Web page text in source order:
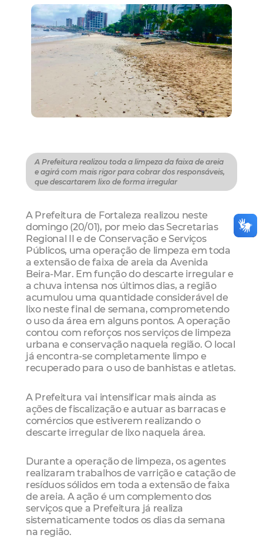
A Prefeitura realizou toda a limpeza da faixa de areia
e agirá com mais rigor para cobrar dos responsáveis,
que descartarem lixo de forma irregular
A Prefeitura de Fortaleza realizou neste
domingo (20/01), por meio das Secretarias
Regional II e de Conservação e Serviços
Públicos, uma operação de limpeza em toda
a extensão de faixa de areia da Avenida
Beira-Mar. Em função do descarte irregular e
a chuva intensa nos últimos dias, a região
acumulou uma quantidade considerável de
lixo neste final de semana, comprometendo
o uso da área em alguns pontos. A operação
contou com reforços nos serviços de limpeza
urbana e conservação naquela região. O local
já encontra-se completamente limpo e
recuperado para o uso de banhistas e atletas.
A Prefeitura vai intensificar mais ainda as
ações de fiscalização e autuar as barracas e
comércios que estiverem realizando o
descarte irregular de lixo naquela área.
Durante a operação de limpeza, os agentes
realizaram trabalhos de varrição e catação de
resíduos sólidos em toda a extensão de faixa
de areia. A ação é um complemento dos
serviços que a Prefeitura já realiza
sistematicamente todos os dias da semana
na região.